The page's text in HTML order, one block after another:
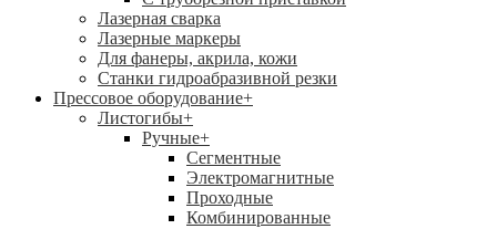
Лазерная сварка
Лазерные маркеры
Для фанеры, акрила, кожи
Станки гидроабразивной резки
Прессовое оборудование+
Листогибы+
Ручные+
Сегментные
Электромагнитные
Проходные
Комбинированные